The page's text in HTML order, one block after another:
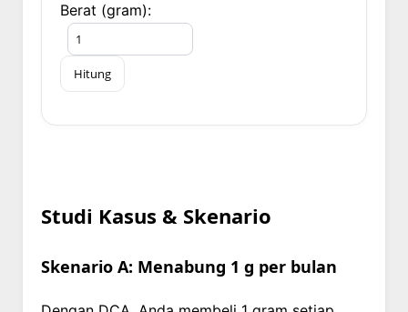
Berat (gram):
Hitung
Studi Kasus & Skenario
Skenario A: Menabung 1 g per bulan